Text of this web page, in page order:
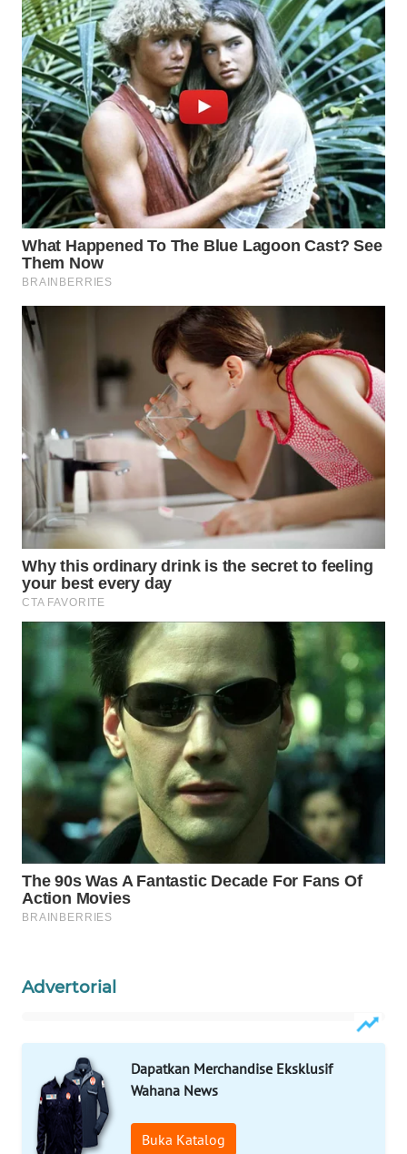
Advertorial
Dapatkan Merchandise Eksklusif
Wahana News
Buka Katalog
WAHANANEWS
NET
WAHANA
SPORT
WAHANA
UMKM
WAHANA
SELEB
WAHANA
WAHANA
HEALTH
WAHANA
DESA
WISATA
LAPAK
WAHANA
Network
KONSUMEN
MASYARAKAT
KELISTRIKAN
WALINKI
MAWAKA
ID
NET
MKLI
LPKKI